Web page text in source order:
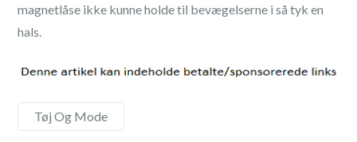
magnetlåse ikke kunne holde til bevægelserne i så tyk en
hals.
Tøj Og Mode